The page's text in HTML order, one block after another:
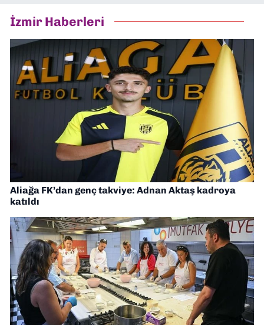
İzmir Haberleri
Aliağa FK’dan genç takviye: Adnan Aktaş kadroya
katıldı